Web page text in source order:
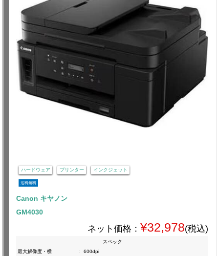
ハードウェア プリンター インクジェット
送料無料
Canon キヤノン
GM4030
ネット価格： ¥32,978(税込)
スペック
最大解像度・横
:
600dpi